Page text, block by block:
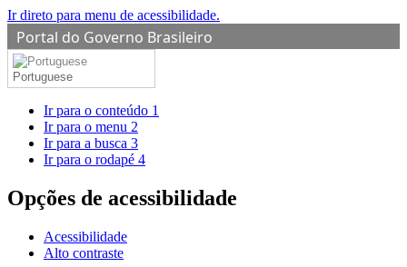
Ir direto para menu de acessibilidade.
Portal do Governo Brasileiro
Portuguese
Ir para o conteúdo 1
Ir para o menu 2
Ir para a busca 3
Ir para o rodapé 4
Opções de acessibilidade
Acessibilidade
Alto contraste